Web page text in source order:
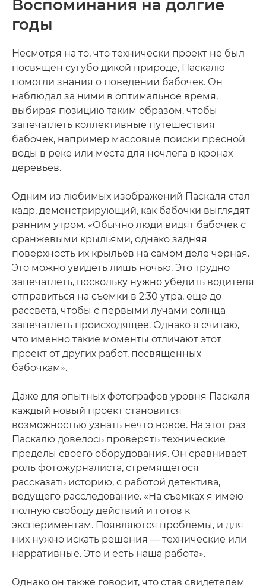
Воспоминания на долгие
годы
Несмотря на то, что технически проект не был
посвящен сугубо дикой природе, Паскалю
помогли знания о поведении бабочек. Он
наблюдал за ними в оптимальное время,
выбирая позицию таким образом, чтобы
запечатлеть коллективные путешествия
бабочек, например массовые поиски пресной
воды в реке или места для ночлега в кронах
деревьев.
Одним из любимых изображений Паскаля стал
кадр, демонстрирующий, как бабочки выглядят
ранним утром. «Обычно люди видят бабочек с
оранжевыми крыльями, однако задняя
поверхность их крыльев на самом деле черная.
Это можно увидеть лишь ночью. Это трудно
запечатлеть, поскольку нужно убедить водителя
отправиться на съемки в 2:30 утра, еще до
рассвета, чтобы с первыми лучами солнца
запечатлеть происходящее. Однако я считаю,
что именно такие моменты отличают этот
проект от других работ, посвященных
бабочкам».
Даже для опытных фотографов уровня Паскаля
каждый новый проект становится
возможностью узнать нечто новое. На этот раз
Паскалю довелось проверять технические
пределы своего оборудования. Он сравнивает
роль фотожурналиста, стремящегося
рассказать историю, с работой детектива,
ведущего расследование. «На съемках я имею
полную свободу действий и готов к
экспериментам. Появляются проблемы, и для
них нужно искать решения — технические или
нарративные. Это и есть наша работа».
Однако он также говорит, что став свидетелем